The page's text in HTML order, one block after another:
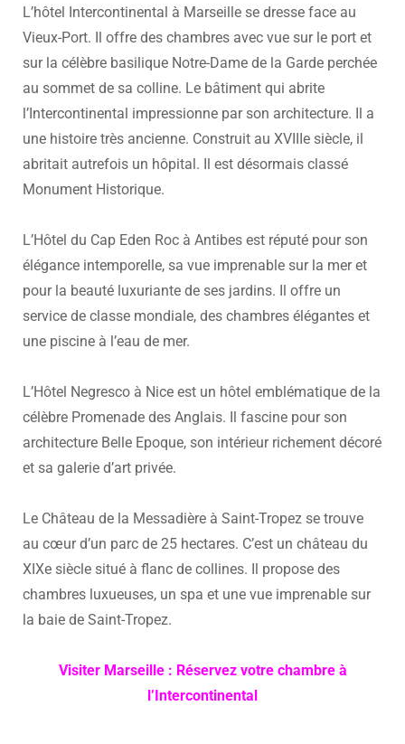
L’hôtel Intercontinental à Marseille se dresse face au
Vieux-Port. Il offre des chambres avec vue sur le port et
sur la célèbre basilique Notre-Dame de la Garde perchée
au sommet de sa colline. Le bâtiment qui abrite
l’Intercontinental impressionne par son architecture. Il a
une histoire très ancienne. Construit au XVIIIe siècle, il
abritait autrefois un hôpital. Il est désormais classé
Monument Historique.
L’Hôtel du Cap Eden Roc à Antibes est réputé pour son
élégance intemporelle, sa vue imprenable sur la mer et
pour la beauté luxuriante de ses jardins. Il offre un
service de classe mondiale, des chambres élégantes et
une piscine à l’eau de mer.
L’Hôtel Negresco à Nice est un hôtel emblématique de la
célèbre Promenade des Anglais. Il fascine pour son
architecture Belle Epoque, son intérieur richement décoré
et sa galerie d’art privée.
Le Château de la Messadière à Saint-Tropez se trouve
au cœur d’un parc de 25 hectares. C’est un château du
XIXe siècle situé à flanc de collines. Il propose des
chambres luxueuses, un spa et une vue imprenable sur
la baie de Saint-Tropez.
Visiter Marseille : Réservez votre chambre à
l’Intercontinental